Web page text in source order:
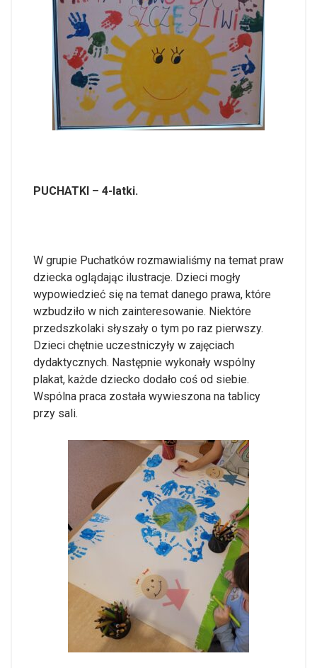
PUCHATKI – 4-latki.
W grupie Puchatków rozmawialiśmy na temat praw
dziecka oglądając ilustracje. Dzieci mogły
wypowiedzieć się na temat danego prawa, które
wzbudziło w nich zainteresowanie. Niektóre
przedszkolaki słyszały o tym po raz pierwszy.
Dzieci chętnie uczestniczyły w zajęciach
dydaktycznych. Następnie wykonały wspólny
plakat, każde dziecko dodało coś od siebie.
Wspólna praca została wywieszona na tablicy
przy sali.